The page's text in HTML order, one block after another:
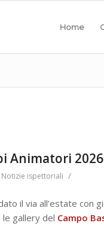
Home
Animatori 2026
Notizie ispettoriali /
il via all’estate con
le gallery del Campo